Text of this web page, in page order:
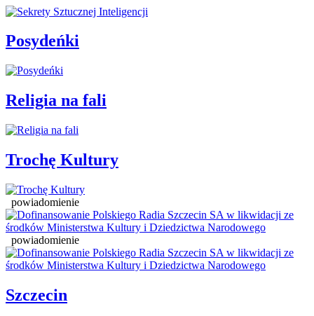
Posydeńki
Religia na fali
Trochę Kultury
powiadomienie
powiadomienie
Szczecin